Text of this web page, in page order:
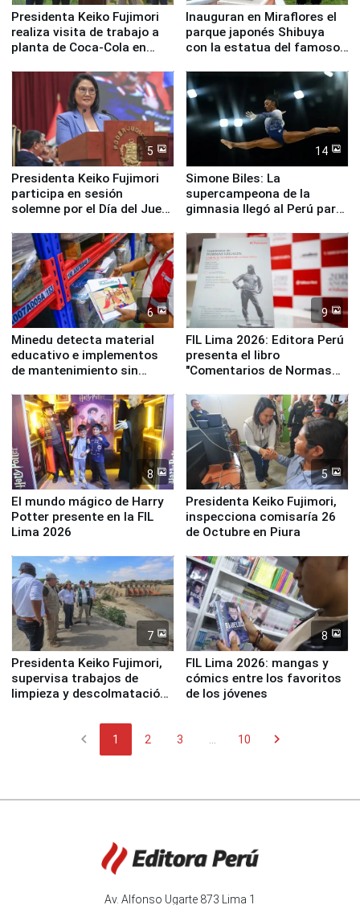
Presidenta Keiko Fujimori
realiza visita de trabajo a
planta de Coca-Cola en
Inauguran en Miraflores el
parque japonés Shibuya
con la estatua del famoso
5
Presidenta Keiko Fujimori
participa en sesión
solemne por el Día del Juez
14
Simone Biles: La
supercampeona de la
gimnasia llegó al Perú para
Panamericanos Lima 2027
6
Minedu detecta material
educativo e implementos
de mantenimiento sin
la UGEL 2
9
FIL Lima 2026: Editora Perú
presenta el libro
"Comentarios de Normas
Derecho Colectivo"
8
El mundo mágico de Harry
Potter presente en la FIL
Lima 2026
5
Presidenta Keiko Fujimori,
inspecciona comisaría 26
de Octubre en Piura
7
Presidenta Keiko Fujimori,
supervisa trabajos de
limpieza y descolmatación
8
FIL Lima 2026: mangas y
cómics entre los favoritos
de los jóvenes
chevron_left 1 2 3 10 chevron_right
Av. Alfonso Ugarte 873 Lima 1